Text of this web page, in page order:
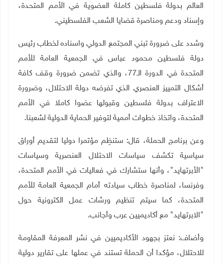
العالم بدولة فلسطين كاملة العضوية في الأمم المتحدة،
وإسناد ودعم ومناصرة قضايا الشعب الفلسطيني.
وشدد على ضرورة تبني المجتمع الدولي واسناده لخطاب رئيس
دولة فلسطين محمود عباس في الجمعية العامة للأمم
المتحدة في الدورة الـ77، والذي تضمن ضرورة وقف كافة
أشكال التمييز العنصري الذي تفرضه دولة الاحتلال، وضرورة
الاعتراف بدولة فلسطين وقبولها عضوا كاملا في الأمم
المتحدة، واتخاذ خطوات أممية لتوفير الحماية الدولية لشعبنا.
وعن برنامج الحملة، قال: ستنظِم مؤتمرا دوليا لتقديم أوراق
سياسية تكشف سياسات الاحتلال العنصرية وسياسات
"الأبرتهايد"، وأنها ستشارك في فعاليات في الأمم المتحدة،
وفرنسا، لمناصرة خطاب سيادته أمام الجمعية العامة للأمم
المتحدة، كما سيتم تنظيم ورشات عمل الكترونية حول
"الابرتهايد" مع أكاديميين عرب وأجانب.
وأضاف: نعتز بجهود الأكاديميين في نشر المعرفة المقاومة
للاحتلال، مؤكدا أن الحملة تستند في عملها على تقارير دولية